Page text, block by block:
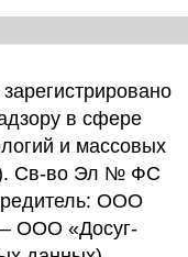
в сфере
и массовых
Св-во Эл № ФС
ООО
ООО «Досуг-